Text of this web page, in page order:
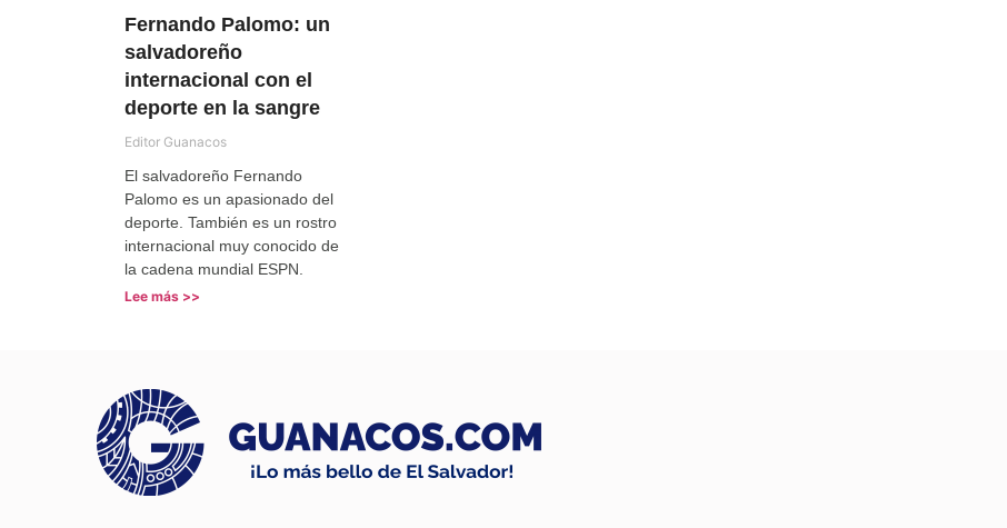
Fernando Palomo: un
salvadoreño
internacional con el
deporte en la sangre
Editor Guanacos
El salvadoreño Fernando
Palomo es un apasionado del
deporte. También es un rostro
internacional muy conocido de
la cadena mundial ESPN.
Lee más >>